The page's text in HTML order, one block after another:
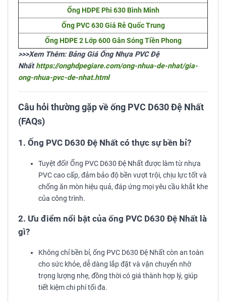
Ống HDPE Phi 630 Bình Minh
Ống PVC 630 Giá Rẻ Quốc Trung
Ống HDPE 2 Lớp 600 Gân Sóng Tiền Phong
>>>Xem Thêm: Bảng Giá Ống Nhựa PVC Đệ
Nhấthttps://onghdpegiare.com/ong-nhua-de-nhat/gia-
ong-nhua-pvc-de-nhat.html
Câu hỏi thường gặp về ống PVC D630 Đệ Nhất
(FAQs)
1. Ống PVC D630 Đệ Nhất có thực sự bền bỉ?
Tuyệt đối! Ống PVC D630 Đệ Nhất được làm từ nhựa
PVC cao cấp, đảm bảo độ bền vượt trội, chịu lực tốt và
chống ăn mòn hiệu quả, đáp ứng mọi yêu cầu khắt khe
của công trình.
2. Ưu điểm nổi bật của ống PVC D630 Đệ Nhất là
gì?
Không chỉ bền bỉ, ống PVC D630 Đệ Nhất còn an toàn
cho sức khỏe, dễ dàng lắp đặt và vận chuyển nhờ
trọng lượng nhẹ, đồng thời có giá thành hợp lý, giúp
tiết kiệm chi phí tối đa.